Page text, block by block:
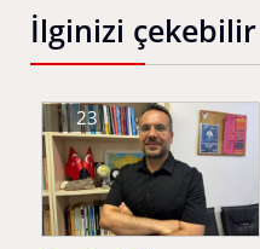
İlginizi çekebilir
23